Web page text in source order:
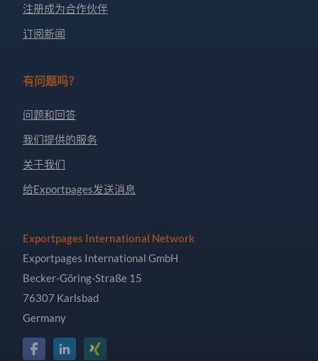
注册成为合作伙伴
订阅新闻
有问题吗？
问题和回答
我们提供的服务
关于我们
给Exportpages发送消息
Exportpages International Network
Exportpages International GmbH
Becker-Göring-Straße 15
76307 Karlsbad
Germany